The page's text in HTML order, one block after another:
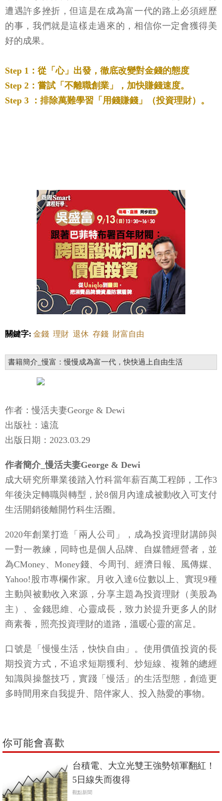
遭遇許多挫折，但這是在成為富一代的路上必須經歷
的事，我們就是這樣走過來的，相信你一定會獲得美
好的成果。
Step 1：從「心」出發，徹底改變對金錢的態度
Step 2：嘗試「不離職創業」，加快賺錢速度。
Step 3 ：排除萬難學習「用錢賺錢」（投資理財）。
關鍵字: 金錢 理財 退休 存錢 財富自由
書籍簡介_慢富：慢慢成為富一代，快快過上自由生活
作者：慢活夫妻George & Dewi
出版社：遠流
出版日期：2023.03.29
作者簡介_慢活夫妻George & Dewi
成大研究所畢業後踏入竹科當年薪百萬工程師，工作3
年後決定轉職與轉型，於8個月內達成被動收入可支付
生活開銷後離開竹科生活圈。
2020年創業打造「兩人公司」，成為投資理財講師與
一對一教練，同時也是個人品牌、自媒體經營者，並
為CMoney、Money錢、今周刊、經濟日報、風傳媒、
Yahoo!股市專欄作家。月收入達6位數以上、實現9種
主動與被動收入來源，分享主題為投資理財（美股為
主）、金錢思維、心靈成長，致力於提升更多人的財
商素養，照亮投資理財的道路，溫暖心靈的富足。
口號是「慢慢生活，快快自由」。使用價值投資的長
期投資方式，不追求短期獲利、炒短線、複雜的總經
知識與操盤技巧，實踐「慢活」的生活型態，創造更
多時間用來自我提升、陪伴家人、投入熱愛的事物。
你可能會喜歡
台積電、大立光雙王強勢領軍翻紅！
5日線失而復得
觀點新聞